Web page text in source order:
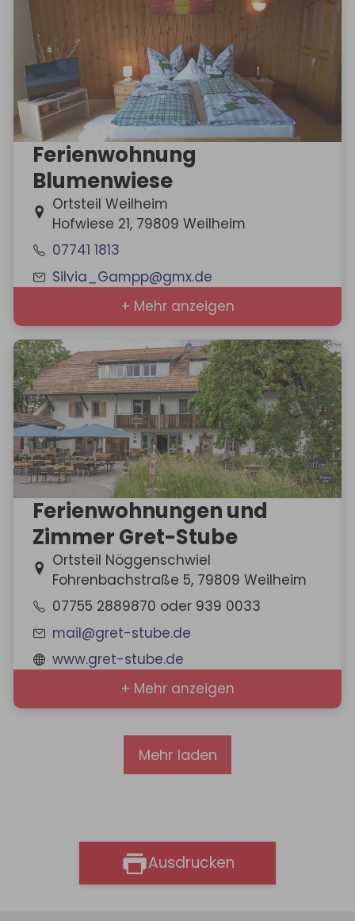
Ferienwohnung
Blumenwiese
Ortsteil Weilheim
Hofwiese 21, 79809 Weilheim
07741 1813
Silvia_Gampp@gmx.de
+ Mehr anzeigen
Ferienwohnungen und
Zimmer Gret-Stube
Ortsteil Nöggenschwiel
Fohrenbachstraße 5, 79809 Weilheim
07755 2889870 oder 939 0033
mail@gret-stube.de
www.gret-stube.de
+ Mehr anzeigen
Mehr laden
Ausdrucken